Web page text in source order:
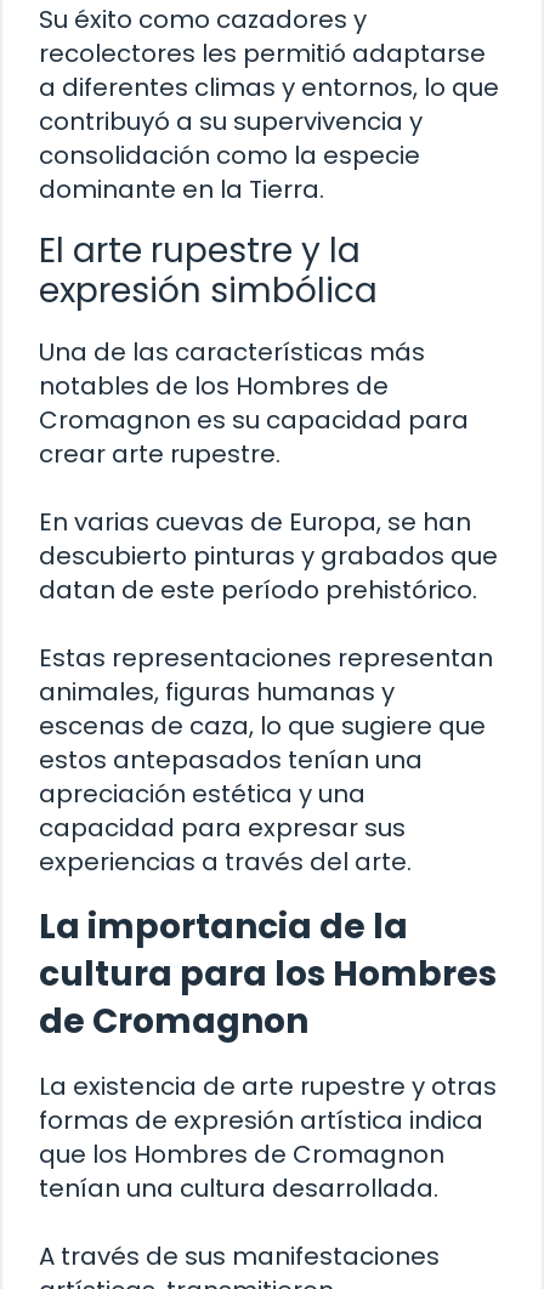
Su éxito como cazadores y
recolectores les permitió adaptarse
a diferentes climas y entornos, lo que
contribuyó a su supervivencia y
consolidación como la especie
dominante en la Tierra.
El arte rupestre y la
expresión simbólica
Una de las características más
notables de los Hombres de
Cromagnon es su capacidad para
crear arte rupestre.
En varias cuevas de Europa, se han
descubierto pinturas y grabados que
datan de este período prehistórico.
Estas representaciones representan
animales, figuras humanas y
escenas de caza, lo que sugiere que
estos antepasados tenían una
apreciación estética y una
capacidad para expresar sus
experiencias a través del arte.
La importancia de la
cultura para los Hombres
de Cromagnon
La existencia de arte rupestre y otras
formas de expresión artística indica
que los Hombres de Cromagnon
tenían una cultura desarrollada.
A través de sus manifestaciones